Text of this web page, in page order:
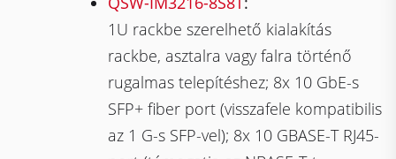
1U rackbe szerelhető kialakítás
rackbe, asztalra vagy falra történő
rugalmas telepítéshez; 8x 10 GbE-s
SFP+ fiber port (visszafele kompatibilis
az 1 G-s SFP-vel); 8x 10 GBASE-T RJ45-